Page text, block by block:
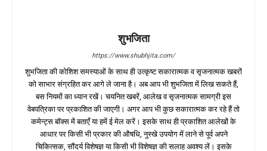
शुभजिता
https://www.shubhjita.com/
शुभजिता की कोशिश समस्याओं के साथ ही उत्कृष्ट सकारात्मक व सृजनात्मक खबरों
को साभार संग्रहित कर आगे ले जाना है। अब आप भी शुभजिता में लिख सकते हैं,
बस नियमों का ध्यान रखें। चयनित खबरें, आलेख व सृजनात्मक सामग्री इस
वेबपत्रिका पर प्रकाशित की जाएगी। अगर आप भी कुछ सकारात्मक कर रहे हैं तो
कमेन्ट्स बॉक्स में बताएँ या हमें ई मेल करें। इसके साथ ही प्रकाशित आलेखों के
आधार पर किसी भी प्रकार की औषधि, नुस्खे उपयोग में लाने से पूर्व अपने
चिकित्सक, सौंदर्य विशेषज्ञ या किसी भी विशेषज्ञ की सलाह अवश्य लें। इसके